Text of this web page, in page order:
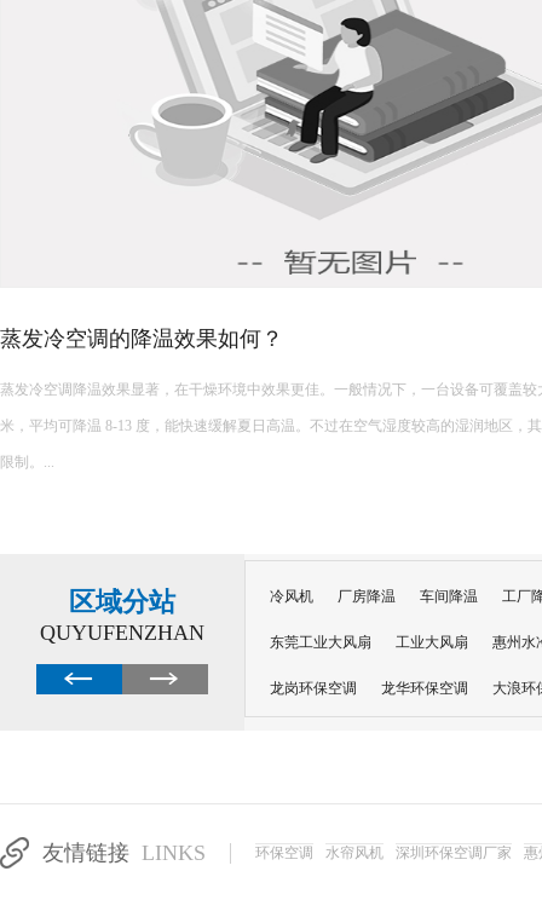
蒸发冷空调的降温效果如何？
蒸发冷空调降温效果显著，在干燥环境中效果更佳。一般情况下，一台设备可覆盖较
米，平均可降温 8-13 度，能快速缓解夏日高温。不过在空气湿度较高的湿润地区，
限制。...
区域分站
QUYUFENZHAN
冷风机 厂房降温 车间降温 工厂
东莞工业大风扇 工业大风扇 惠州水
龙岗环保空调 龙华环保空调 大浪环
友情链接 LINKS 环保空调 水帘风机 深圳环保空调厂家 惠